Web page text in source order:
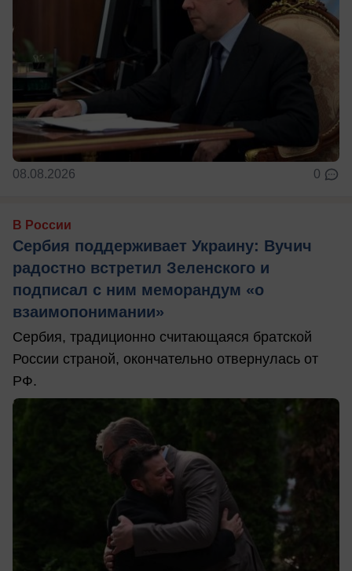
08.08.2026 0
В России
Сербия поддерживает Украину: Вучич
радостно встретил Зеленского и
подписал с ним меморандум «о
взаимопонимании»
Сербия, традиционно считающаяся братской
России страной, окончательно отвернулась от
РФ.